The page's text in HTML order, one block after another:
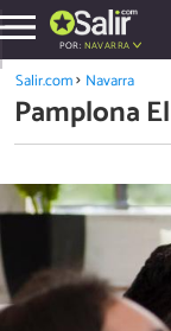
POR: NAVARRA
Salir.com Navarra
Pamplona